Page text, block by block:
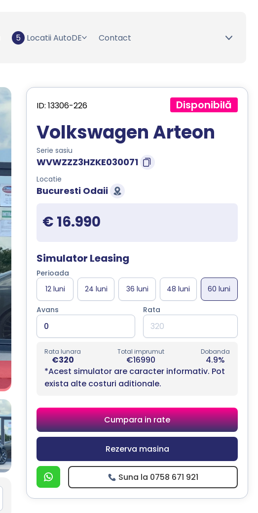
5 Locatii AutoDE Contact
ID: 13306-226 Disponibilă
Volkswagen Arteon
Serie sasiu
WVWZZZ3HZKE030071
Locatie
Bucuresti Odaii
€ 16.990
Simulator Leasing
Perioada
Avans Rata
Rata lunara
€320
Total imprumut
€16990
Dobanda
4.9%
*Acest simulator are caracter informativ. Pot
exista alte costuri aditionale.
Cumpara in rate
Rezerva masina
Suna la 0758 671 921